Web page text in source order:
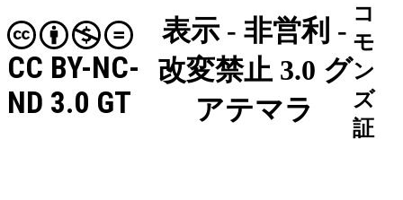
表示 - 非営利 -
改変禁止 3.0 グ
アテマラ
CC BY-NC-
ND 3.0 GT
コ
モ
ン
ズ
証